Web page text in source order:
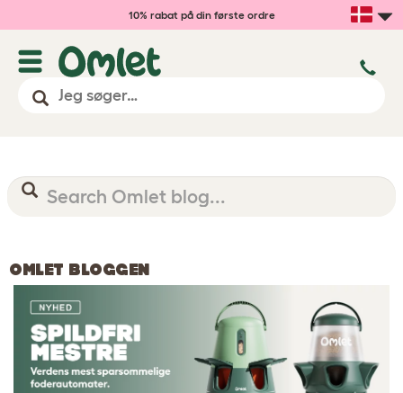
10% rabat på din første ordre
OMLET BLOGGEN